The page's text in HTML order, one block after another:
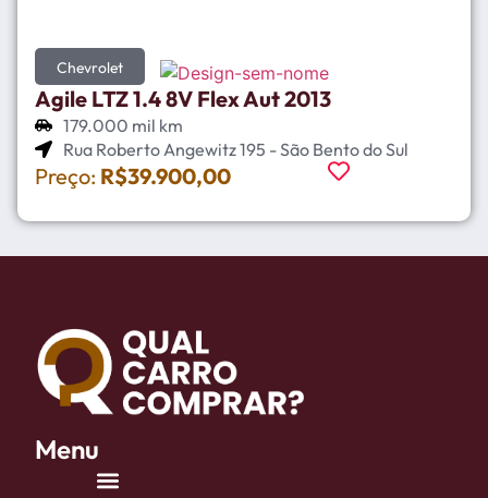
Chevrolet
Agile LTZ 1.4 8V Flex Aut 2013
179.000 mil km
Rua Roberto Angewitz 195 - São Bento do Sul
Preço: R$39.900,00
Menu